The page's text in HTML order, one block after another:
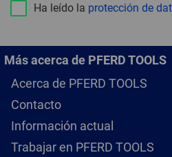
Ha leído la protección de
Más acerca de PFERD TOOLS
Acerca de PFERD TOOLS
Contacto
Información actual
Trabajar en PFERD TOOLS